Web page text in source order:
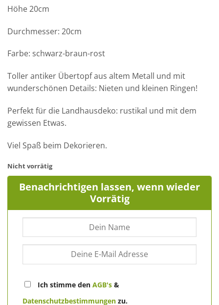
Höhe 20cm
Durchmesser: 20cm
Farbe: schwarz-braun-rost
Toller antiker Übertopf aus altem Metall und mit
wunderschönen Details: Nieten und kleinen Ringen!
Perfekt für die Landhausdeko: rustikal und mit dem
gewissen Etwas.
Viel Spaß beim Dekorieren.
Nicht vorrätig
Benachrichtigen lassen, wenn wieder
Vorrätig
Ich stimme den AGB's &
Datenschutzbestimmungen zu.